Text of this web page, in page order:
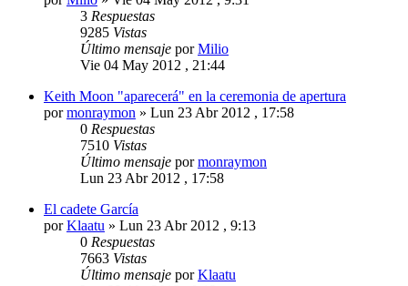
3 Respuestas
9285 Vistas
Último mensaje porMilio
Vie 04 May 2012 , 21:44
Keith Moon "aparecerá" en la ceremonia de apertura
pormonraymon » Lun 23 Abr 2012 , 17:58
0 Respuestas
7510 Vistas
Último mensaje pormonraymon
Lun 23 Abr 2012 , 17:58
El cadete García
porKlaatu » Lun 23 Abr 2012 , 9:13
0 Respuestas
7663 Vistas
Último mensaje porKlaatu